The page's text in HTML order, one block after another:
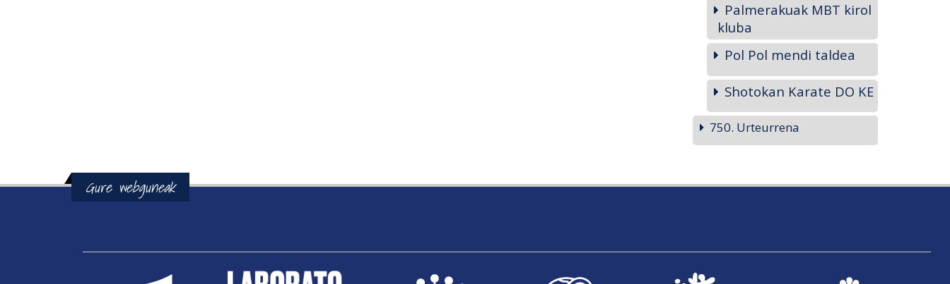
Palmerakuak MBT kirol
kluba
Pol Pol mendi taldea
Shotokan Karate DO KE
750. Urteurrena
Gure webguneak